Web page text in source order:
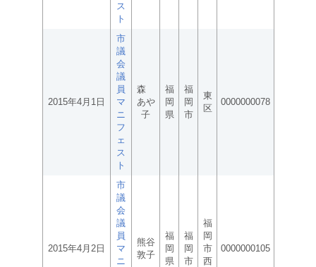
ス
ト
2015年4月1日
市
議
会
議
員
マ
ニ
フ
ェ
ス
ト
森
あや
子
福
岡
県
福
岡
市
東
区
0000000078
2015年4月2日
市
議
会
議
員
マ
ニ
熊谷
敦子
福
岡
県
福
岡
市
福
岡
市
西
0000000105